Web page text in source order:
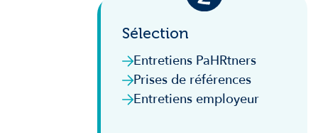
Sélection
Entretiens PaHRtners
Prises de références
Entretiens employeur